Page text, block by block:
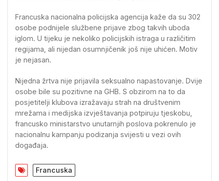
Francuska nacionalna policijska agencija kaže da su 302
osobe podnijele službene prijave zbog takvih uboda
iglom. U tijeku je nekoliko policijskih istraga u različitim
regijama, ali nijedan osumnjičenik još nije uhićen. Motiv
je nejasan.
Nijedna žrtva nije prijavila seksualno napastovanje. Dvije
osobe bile su pozitivne na GHB. S obzirom na to da
posjetitelji klubova izražavaju strah na društvenim
mrežama i medijska izvještavanja potpiruju tjeskobu,
francusko ministarstvo unutarnjih poslova pokrenulo je
nacionalnu kampanju podizanja svijesti u vezi ovih
događaja.
Francuska